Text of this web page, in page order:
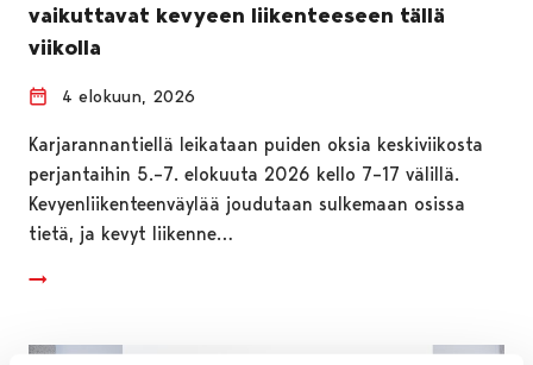
vaikuttavat kevyeen liikenteeseen tällä
viikolla
4 elokuun, 2026
Karjarannantiellä leikataan puiden oksia keskiviikosta
perjantaihin 5.–7. elokuuta 2026 kello 7–17 välillä.
Kevyenliikenteenväylää joudutaan sulkemaan osissa
tietä, ja kevyt liikenne…